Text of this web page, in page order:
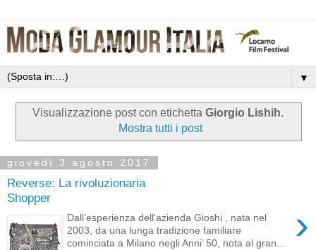
▼
Visualizzazione post con etichetta Giorgio Lishih.
Mostra tutti i post
giovedì 3 agosto 2017
Reverse: La rivoluzionaria
Shopper
›
Dall’esperienza dell'azienda Gioshi , nata nel
2003, da una lunga tradizione familiare
cominciata a Milano negli Anni’ 50, nota al gran...